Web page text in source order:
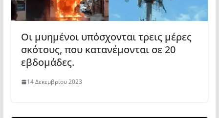
Οι μυημένοι υπόσχονται τρεις μέρες
σκότους, που κατανέμονται σε 20
εβδομάδες.
14 Δεκεμβρίου 2023